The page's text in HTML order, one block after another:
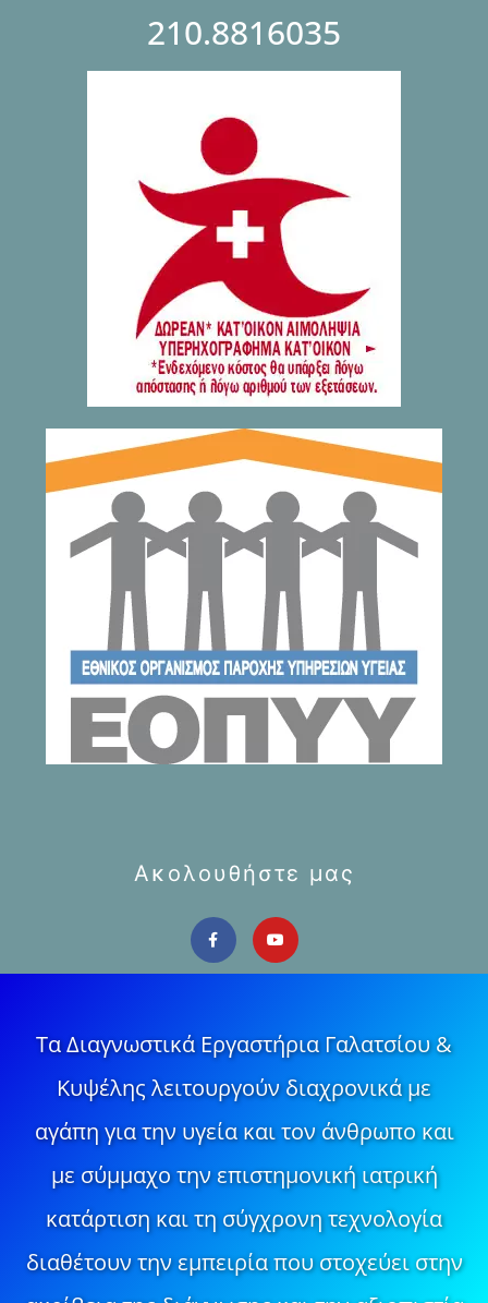
210.8816035
Ακολουθήστε μας
Τα Διαγνωστικά Εργαστήρια Γαλατσίου &
Κυψέλης λειτουργούν διαχρονικά με
αγάπη για την υγεία και τον άνθρωπο και
με σύμμαχο την επιστημονική ιατρική
κατάρτιση και τη σύγχρονη τεχνολογία
διαθέτουν την εμπειρία που στοχεύει στην